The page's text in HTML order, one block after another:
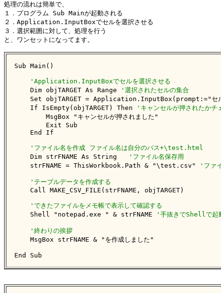
処理の流れは簡単で、
１．プログラム Sub Mainが起動される
２．Application.InputBoxでセルを選択させる
３．選択範囲に対して、処理を行う
と、ワンセットになってます。
Sub Main()
'Application.InputBoxでセルを選択させる
    Dim objTARGET As Range
'選択されたセルの集合
Set objTARGET = Application.InputBox(prompt:="セ
    If IsEmpty(objTARGET) Then
'キャンセルが押されたかチ
        MsgBox "キャンセルが押されました"
        Exit Sub
    End If
'ファイル名を作成 ファイル名は自分のパス+\test.html
    Dim strFNAME As String
'ファイル名保存用
    strFNAME = ThisWorkbook.Path & "\test.csv"
'ファ
'テーブルデータを作成する
    Call MAKE_CSV_FILE(strFNAME, objTARGET)
'できたファイルをメモ帳で表示して確認する
    Shell "notepad.exe " & strFNAME
'手抜きでShellで起
'終わりの挨拶
    MsgBox strFNAME & "を作成しました"
End Sub